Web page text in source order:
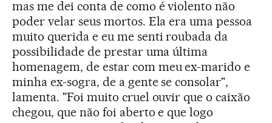
mas me dei conta de como é violento não
poder velar seus mortos. Ela era uma pessoa
muito querida e eu me senti roubada da
possibilidade de prestar uma última
homenagem, de estar com meu ex-marido e
minha ex-sogra, de a gente se consolar",
lamenta. "Foi muito cruel ouvir que o caixão
chegou, que não foi aberto e que logo